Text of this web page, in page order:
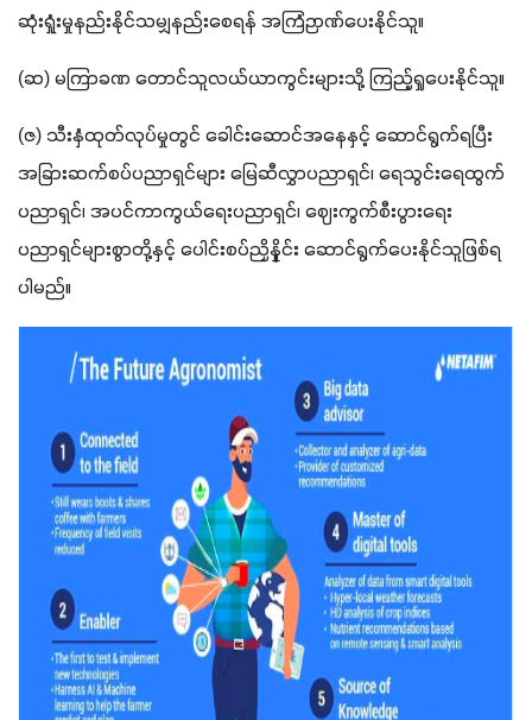
ဆုံးရှုံးမှုနည်းနိုင်သမျှနည်းစေရန် အကြံဉာဏ်ပေးနိုင်သူ။
(ဆ) မကြာခဏ တောင်သူလယ်ယာကွင်းများသို့ ကြည့်ရှုပေးနိုင်သူ။
(ဇ) သီးနှံထုတ်လုပ်မှုတွင် ခေါင်းဆောင်အနေနှင့် ဆောင်ရွက်ရပြီး
အခြားဆက်စပ်ပညာရှင်များ မြေဆီလွှာပညာရှင်၊ ရေသွင်းရေထွက်
ပညာရှင်၊ အပင်ကာကွယ်ရေးပညာရှင်၊ ဈေးကွက်စီးပွားရေး
ပညာရှင်များစွာတို့နှင့် ပေါင်းစပ်ညှိနှိုင်း ဆောင်ရွက်ပေးနိုင်သူဖြစ်ရ
ပါမည်။